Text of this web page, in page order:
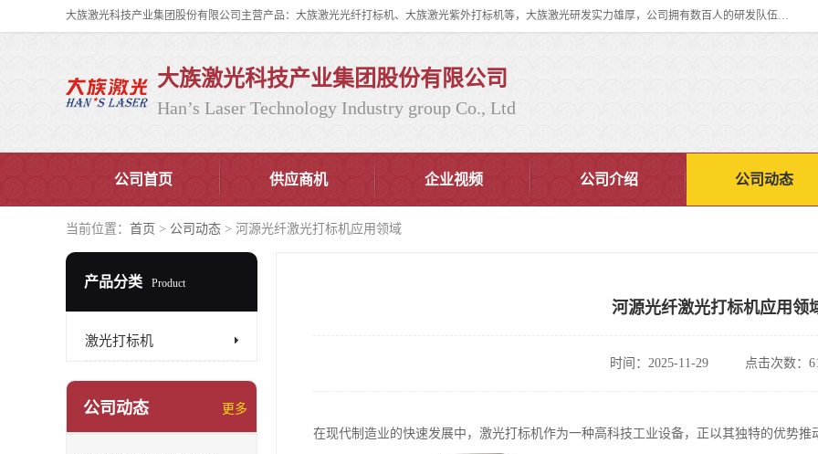
大族激光科技产业集团股份有限公司主营产品：大族激光光纤打标机、大族激光紫外打标机等，大族激光研发实力雄厚，公司拥有数百人的研发队伍，目前具有多项国际发明和国内、计算机软件着作权，多项核心技术处于国际成员之一水平，是世界上仅有的几家拥有"紫外激光"的公司之一。
大族激光科技产业集团股份有限公司
Han’s Laser Technology Industry group Co., Ltd
公司首页 供应商机 企业视频 公司介绍 公司动态
当前位置： 首页 > 公司动态 > 河源光纤激光打标机应用领域
产品分类 Product
激光打标机
公司动态 更多
河源光纤激光打标机应用领
时间：2025-11-29 点击次数：
在现代制造业的快速发展中，激光打标机作为一种高科技工业设备，正以其独特的优势推